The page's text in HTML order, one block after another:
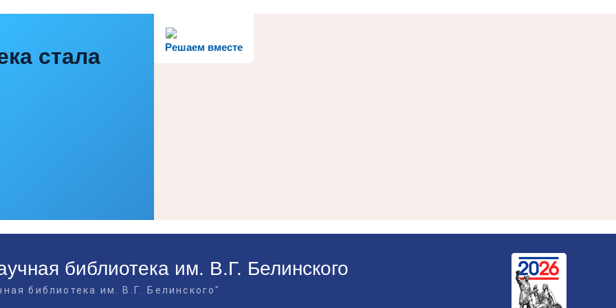
Решаем вместе
стала
библиотека им. В.Г. Белинского
библиотека им. В.Г. Белинского"